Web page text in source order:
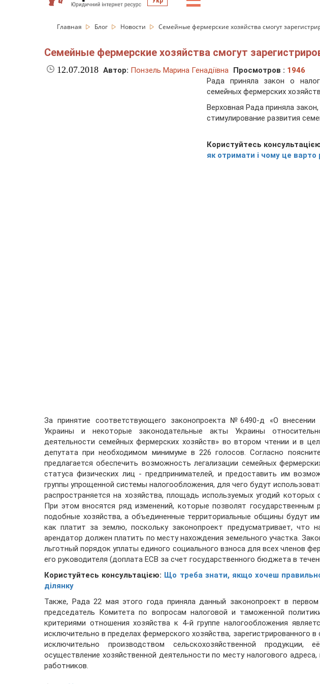
Главная Блог Новости Семейные фермерские хозяйства смогут
Семейные фермерские хозяйства смогут
12.07.2018 Автор: Понзель Марина Генадіївна Просмотров : 1946
Рада приняла закон о
семейных фермерских
Верховная Рада приняла
стимулирование развития
Користуйтесь
як отримати і чому це варто
За принятие соответствующего законопроекта №6490-д «О внесении
Украины и некоторые законодательные акты Украины
деятельности семейных фермерских хозяйств» во втором чтении и в
депутата при необходимом минимуме в 226 голосов. Согласно
предлагается обеспечить возможность легализации семейных
статуса физических лиц - предпринимателей, и предоставить им
группы упрощенной системы налогообложения, для чего будут
распространяется на хозяйства, площадь используемых угодий
При этом вносятся ряд изменений, которые позволят государственным
подобные хозяйства, а объединенные территориальные общины будут
как платит за землю, поскольку законопроект предусматривает, что
арендатор должен платить по месту нахождения земельного участка.
льготный порядок уплаты единого социального взноса для всех членов
его руководителя (доплата ЕСВ за счет государственного бюджета в
Користуйтесь консультацією: Що треба знати, якщо хочеш
ділянку
Также, Рада 22 мая этого года приняла данный законопроект в
председатель Комитета по вопросам налоговой и таможенной
критериями отношения хозяйства к 4-й группе налогообложения
исключительно в пределах фермерского хозяйства, зарегистрированного
исключительно производством сельскохозяйственной продукции,
осуществление хозяйственной деятельности по месту налогового
работников.